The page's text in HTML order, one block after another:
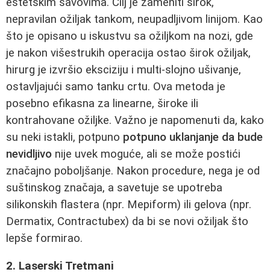
nepravilan ožiljak tankom, neupadljivom linijom. Kao
što je opisano u iskustvu sa ožiljkom na nozi, gde
je nakon višestrukih operacija ostao širok ožiljak,
hirurg je izvršio eksciziju i multi-slojno ušivanje,
ostavljajući samo tanku crtu. Ova metoda je
posebno efikasna za linearne, široke ili
kontrahovane ožiljke. Važno je napomenuti da, kako
su neki istakli, potpuno potpuno uklanjanje da bude
nevidljivo nije uvek moguće, ali se može postići
značajno poboljšanje. Nakon procedure, nega je od
suštinskog značaja, a savetuje se upotreba
silikonskih flastera (npr. Mepiform) ili gelova (npr.
Dermatix, Contractubex) da bi se novi ožiljak što
lepše formirao.
2. Laserski Tretmani